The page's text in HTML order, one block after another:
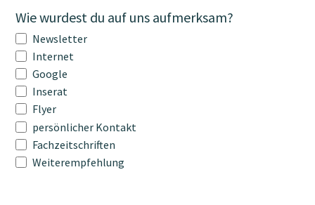
Wie wurdest du auf uns aufmerksam?
Newsletter
Internet
Google
Inserat
Flyer
persönlicher Kontakt
Fachzeitschriften
Weiterempfehlung